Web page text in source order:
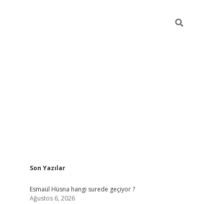
Sidebar
Son Yazılar
Esmaül Hüsna hangi surede geçiyor ?
Ağustos 6, 2026
ilbet yeni giriş